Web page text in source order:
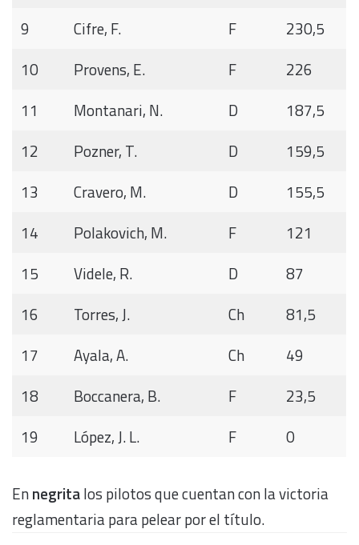
9
Cifre, F. F
230,5
10
Provens, E. F
226
11
Montanari, N. D
187,5
12
Pozner, T. D
159,5
13
Cravero, M. D
155,5
14
Polakovich, M. F
121
15
Videle, R. D
87
16
Torres, J. Ch
81,5
17
Ayala, A. Ch
49
18
Boccanera, B. F
23,5
19
López, J. L. F 0
Ennegritalos pilotos que cuentan con la victoria
reglamentaria para pelear por el título.